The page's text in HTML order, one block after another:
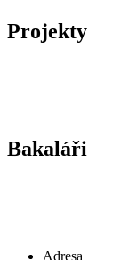
Projekty
Bakaláři
Adresa